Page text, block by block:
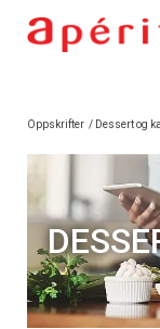
Oppskrifter / Dessert og